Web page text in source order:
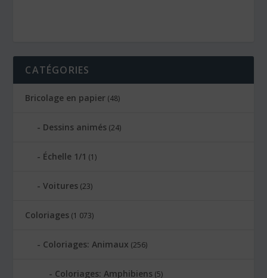
CATÉGORIES
Bricolage en papier (48)
Dessins animés (24)
Échelle 1/1 (1)
Voitures (23)
Coloriages (1 073)
Coloriages: Animaux (256)
Coloriages: Amphibiens (5)